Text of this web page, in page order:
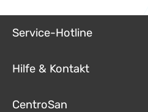
Service-Hotline
Hilfe & Kontakt
CentroSan